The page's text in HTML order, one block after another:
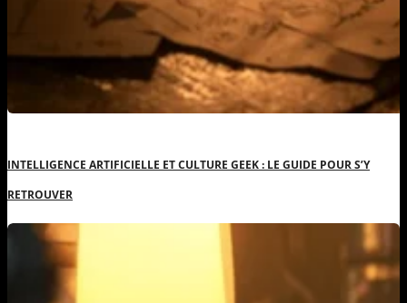
INTELLIGENCE ARTIFICIELLE ET CULTURE GEEK : LE GUIDE POUR S’Y
RETROUVER